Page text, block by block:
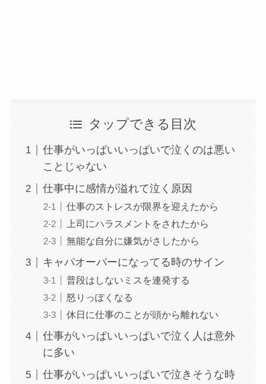
タップできる目次
仕事がいっぱいいっぱいで泣くのは悪い
ことじゃない
仕事中に感情が溢れて泣く原因
仕事のストレスが限界を迎えたから
上司にハラスメントをされたから
無能な自分に嫌気がさしたから
キャパオーバーになってる時のサイン
普段はしないミスを連発する
怒りっぽくなる
休日に仕事のことが頭から離れない
仕事がいっぱいいっぱいで泣く人は意外
に多い
仕事がいっぱいいっぱいで泣きそうな時